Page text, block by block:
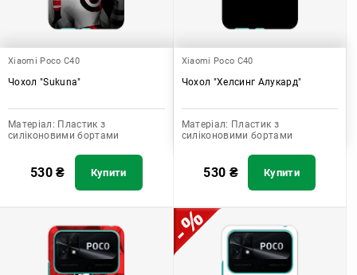
Xiaomi Poco C40
Чохол "Sukuna"
Матеріал: Пластик з
силіконовими бортами
530₴ Купити
Xiaomi Poco C40
Чохол "Хелсинг Алукард"
Матеріал: Пластик з
силіконовими бортами
530 ₴ Купити